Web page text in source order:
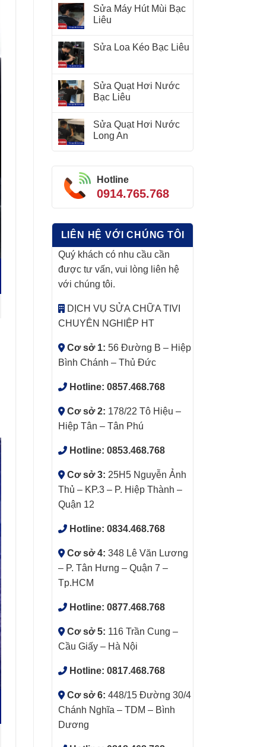
Sửa Máy Hút Mùi Bạc
Liêu
Sửa Loa Kéo Bạc Liêu
Sửa Quạt Hơi Nước
Bạc Liêu
Sửa Quạt Hơi Nước
Long An
Hotline
0914.765.768
LIÊN HỆ VỚI CHÚNG TÔI
Quý khách có nhu cầu cần
được tư vấn, vui lòng liên hệ
với chúng tôi.
DỊCH VỤ SỬA CHỮA TIVI
CHUYÊN NGHIỆP HT
Cơ sở 1: 56 Đường B – Hiệp
Bình Chánh – Thủ Đức
Hotline: 0857.468.768
Cơ sở 2: 178/22 Tô Hiệu –
Hiệp Tân – Tân Phú
Hotline: 0853.468.768
Cơ sở 3: 25H5 Nguyễn Ảnh
Thủ – KP.3 – P. Hiệp Thành –
Quận 12
Hotline: 0834.468.768
Cơ sở 4: 348 Lê Văn Lương
– P. Tân Hưng – Quận 7 –
Tp.HCM
Hotline: 0877.468.768
Cơ sở 5: 116 Trần Cung –
Cầu Giấy – Hà Nội
Hotline: 0817.468.768
Cơ sở 6: 448/15 Đường 30/4
Chánh Nghĩa – TDM – Bình
Dương